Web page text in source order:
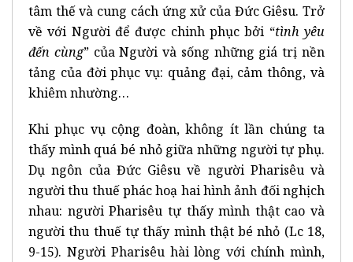
tâm thế và cung cách ứng xử của Đức Giêsu. Trở
về với Người để được chinh phục bởi “tình yêu
đến cùng” của Người và sống những giá trị nền
tảng của đời phục vụ: quảng đại, cảm thông, và
khiêm nhường…
Khi phục vụ cộng đoàn, không ít lần chúng ta
thấy mình quá bé nhỏ giữa những người tự phụ.
Dụ ngôn của Đức Giêsu về người Pharisêu và
người thu thuế phác hoạ hai hình ảnh đối nghịch
nhau: người Pharisêu tự thấy mình thật cao và
người thu thuế tự thấy mình thật bé nhỏ (Lc 18,
9-15). Người Pharisêu hài lòng với chính mình,